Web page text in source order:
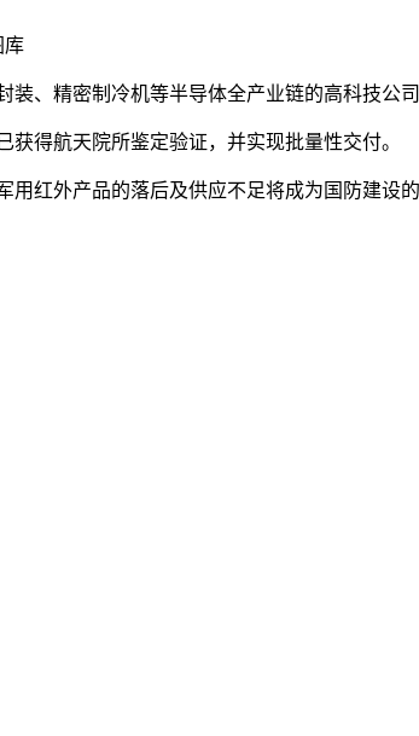
库
、精密制冷机等半导体全产业链的高科技公司
得航天院所鉴定验证，并实现批量性交付。
红外产品的落后及供应不足将成为国防建设